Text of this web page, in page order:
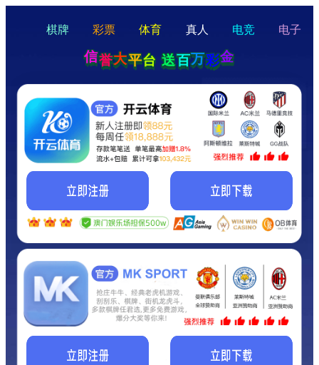
hello
Hey Guys!
我们即将上线啦...
我们的网站正在建设.